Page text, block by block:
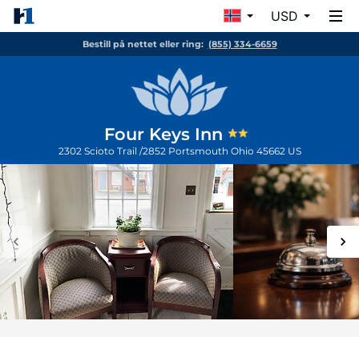
USD
Bestill på nettet eller ring: (855) 334-6659
Four Keys Inn
2302 Scioto Trail /2852 Portsmouth Ohio 45662 US